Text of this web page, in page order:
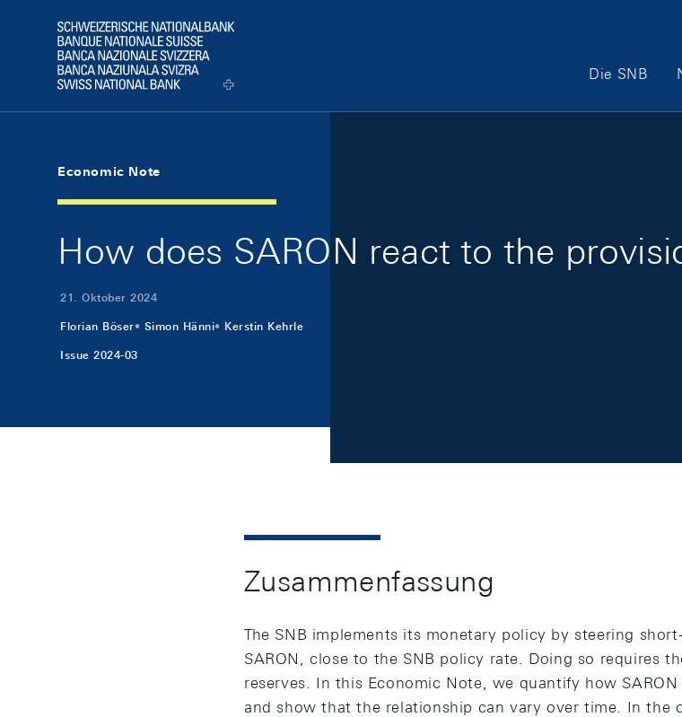
Logo
Die SNB
Economic Note
How does SARON react to the
21. Oktober 2024
Florian Böser Simon Hänni Kerstin Kehrle
Issue 2024-03
Zusammenfassung
The SNB implements its monetary policy by steering
SARON, close to the SNB policy rate. Doing so requires
reserves. In this Economic Note, we quantify how
and show that the relationship can vary over time. In the